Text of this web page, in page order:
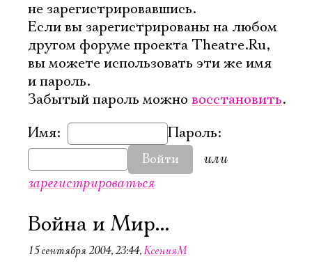
не зарегистрировавшись.
Если вы зарегистрированы на любом
другом форуме проекта Theatre.Ru,
вы можете использовать эти же имя
и пароль.
Забытый пароль можно восстановить.
Имя:
Пароль:
Войти
или
зарегистрироваться
Война и Мир...
15 сентября 2004, 23:44,КсенияМ